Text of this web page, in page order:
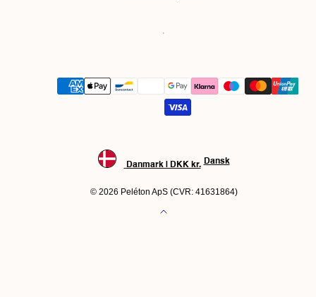
Betalingsmetoder
Danmark | DKK kr. Dansk
© 2026 Peléton ApS (CVR: 41631864)